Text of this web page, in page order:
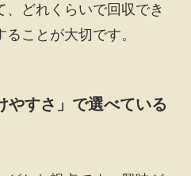
どれくらいで回収でき
ことが大切です。
やすさ」で選べている